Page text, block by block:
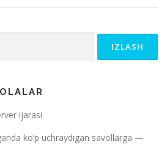
ijarasi
ko’p uchraydigan savollarga —